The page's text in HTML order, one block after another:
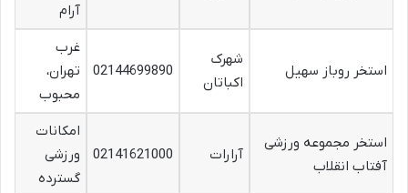
آرام
استخر روباز سهیل
شهرک
اکباتان
02144699890
غرب
تهران،
محبوب
استخر مجموعه ورزشی
آفتاب انقلاب
آرارات 02141621000
امکانات
ورزشی
گسترده